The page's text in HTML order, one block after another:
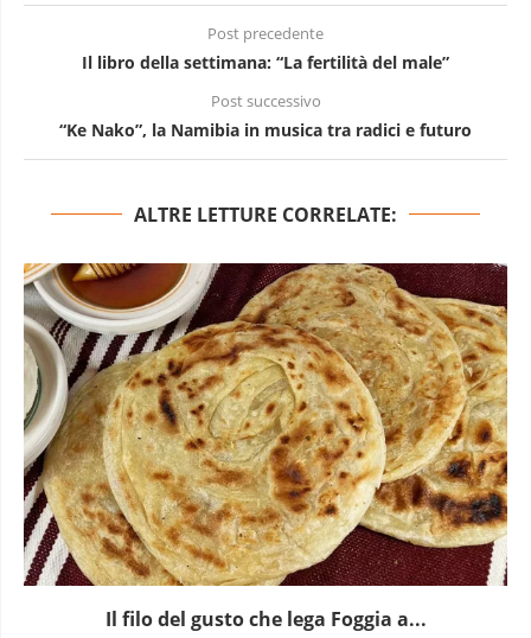
Post precedente
Il libro della settimana: “La fertilità del male”
Post successivo
“Ke Nako”, la Namibia in musica tra radici e futuro
ALTRE LETTURE CORRELATE:
A Milano batte un Kori d’oro: l’Africa occidentale...